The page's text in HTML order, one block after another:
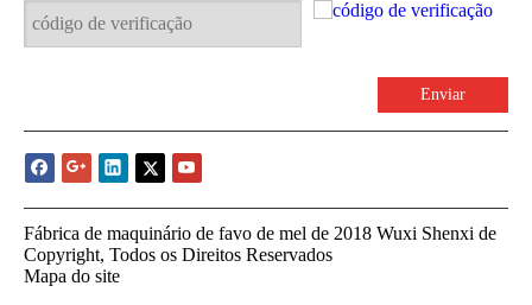
Enviar
Fábrica de maquinário de favo de mel de 2018 Wuxi Shenxi de
Copyright, Todos os Direitos Reservados
Mapa do site